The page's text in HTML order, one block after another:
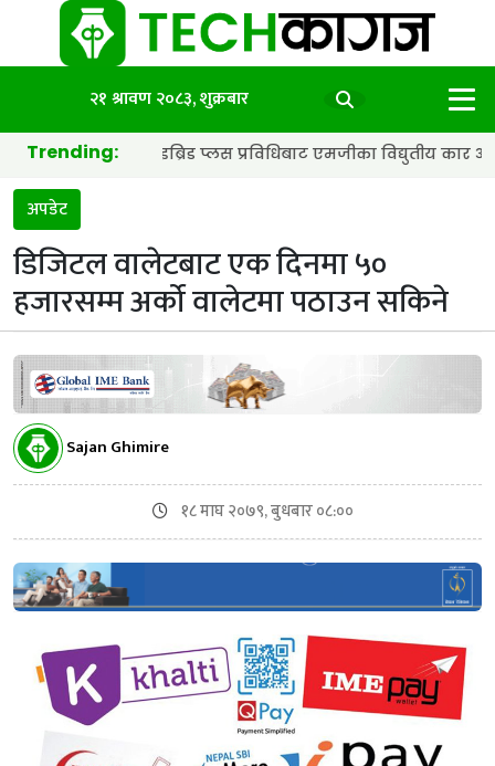
२१ श्रावण २०८३, शुक्रबार
Trending:
र हाइब्रिड प्लस प्रविधिबाट एमजीका विद्युतीय कार अझ छिटा र
अपडेट
डिजिटल वालेटबाट एक दिनमा ५०
हजारसम्म अर्को वालेटमा पठाउन सकिने
Sajan Ghimire
१८ माघ २०७९, बुधबार ०८:००